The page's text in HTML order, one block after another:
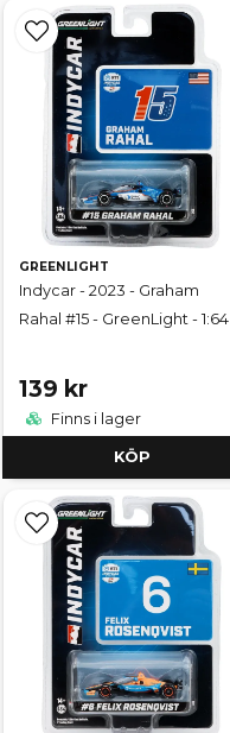
GREENLIGHT
Indycar - 2023 - Graham
Rahal #15 - GreenLight - 1:64
139 kr
Finns i lager
KÖP